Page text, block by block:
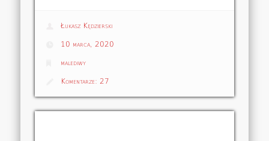
Łukasz Kędzierski
10 marca, 2020
malediwy
Komentarze: 27